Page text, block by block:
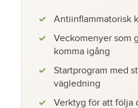
Antiinflammatorisk
Veckomenyer som
komma igång
Startprogram med
vägledning
Verktyg för att följa